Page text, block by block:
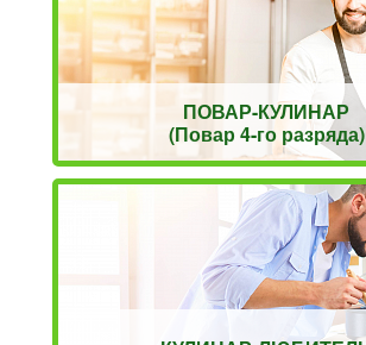
ПОВАР-КУЛИНАР
(Повар 4-го разряда)